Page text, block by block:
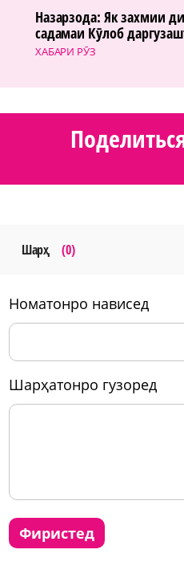
ХАБАРИ РӮЗ
Назарзода: Як захмии
садамаи Кӯлоб
Шарҳ (0)
номатонро нависед
шарҳатонро гузоред
фиристед